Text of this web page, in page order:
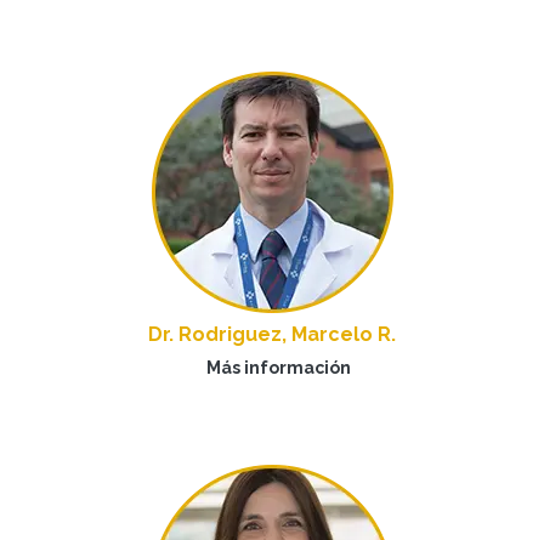
Dr. Rodriguez, Marcelo R.
Más información